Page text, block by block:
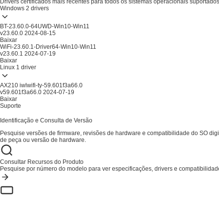
Drivers certificados mais recentes para todos os sistemas operacionais
Windows 2 drivers
BT-23.60.0-64UWD-Win10-Win11
v23.60.0 2024-08-15
Baixar
WiFi-23.60.1-Driver64-Win10-Win11
v23.60.1 2024-07-19
Baixar
Linux 1 driver
AX210 iwlwifi-ty-59.601f3a66.0
v59.601f3a66.0 2024-07-19
Baixar
Suporte
Identificação e Consulta de Versão
Pesquise versões de firmware, revisões de hardware e compatibilidade do SO
de peça ou versão de hardware.
Consultar Recursos do Produto
Pesquise por número do modelo para ver especificações, drivers e